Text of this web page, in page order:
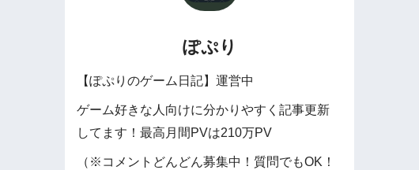
ぽぷり
【ぽぷりのゲーム日記】運営中
ゲーム好きな人向けに分かりやすく記事更新
してます！最高月間PVは210万PV
（※コメントどんどん募集中！質問でもOK！